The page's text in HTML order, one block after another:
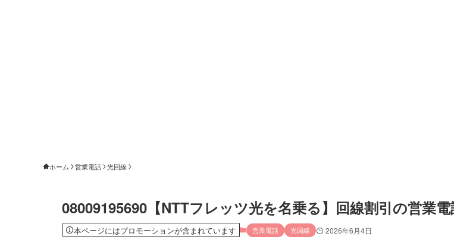
ホーム 営業電話 光回線
08009195690【NTTフレッツ光を名乗る】回線割引の営業
本ページにはプロモーションが含まれています 営業電話 光回線 2026年6月4日